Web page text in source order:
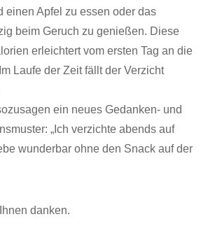
einen Apfel zu essen oder das
beim Geruch zu genießen. Diese
erleichtert vom ersten Tag an die
Laufe der Zeit fällt der Verzicht
ein neues Gedanken- und
„Ich verzichte abends auf
wunderbar ohne den Snack auf der
danken.